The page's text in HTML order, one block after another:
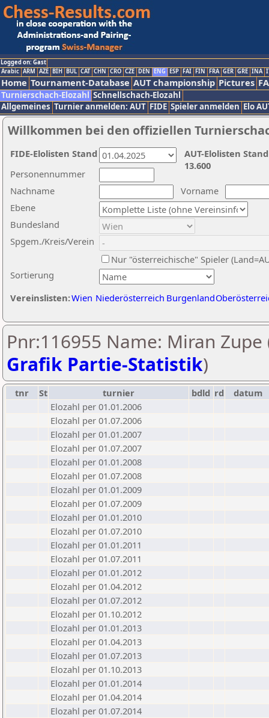
Logged on: Gast
Arabic ARM AZE BIH BUL CAT CHN CRO CZE DEN ENG ESP FAI FIN FRA GER GRE INA
Home Tournament-Database AUT championship Pictures
Turnierschach-Elozahl Schnellschach-Elozahl
Allgemeines Turnier anmelden: AUT FIDE Spieler anmelden Elo
Willkommen bei den offiziellen
Nachname
Vorname
Ebene
Sortierung
Personennummer
Bundesland
Spgem./Kreis/Verein
Nur "österreichische" Spieler
Vereinslisten:Wien Niederösterreich Burgenland
AUT-Elolisten
13.600
FIDE-Elolisten Stand
Pnr:116955 Name: Miran Zupe
Grafik Partie-Statistik)
tnr St turnier bdld rd
datum
Elozahl per 01.01.2006
Elozahl per 01.07.2006
Elozahl per 01.01.2007
Elozahl per 01.07.2007
Elozahl per 01.01.2008
Elozahl per 01.07.2008
Elozahl per 01.01.2009
Elozahl per 01.07.2009
Elozahl per 01.01.2010
Elozahl per 01.07.2010
Elozahl per 01.01.2011
Elozahl per 01.07.2011
Elozahl per 01.01.2012
Elozahl per 01.04.2012
Elozahl per 01.07.2012
Elozahl per 01.10.2012
Elozahl per 01.01.2013
Elozahl per 01.04.2013
Elozahl per 01.07.2013
Elozahl per 01.10.2013
Elozahl per 01.01.2014
Elozahl per 01.04.2014
Elozahl per 01.07.2014